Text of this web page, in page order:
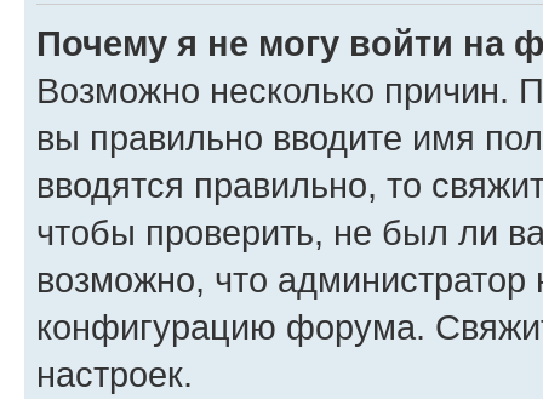
Почему я не могу войти на
Возможно несколько причин.
вы правильно вводите имя
вводятся правильно, то
чтобы проверить, не был ли
возможно, что администратор
конфигурацию форума.
настроек.